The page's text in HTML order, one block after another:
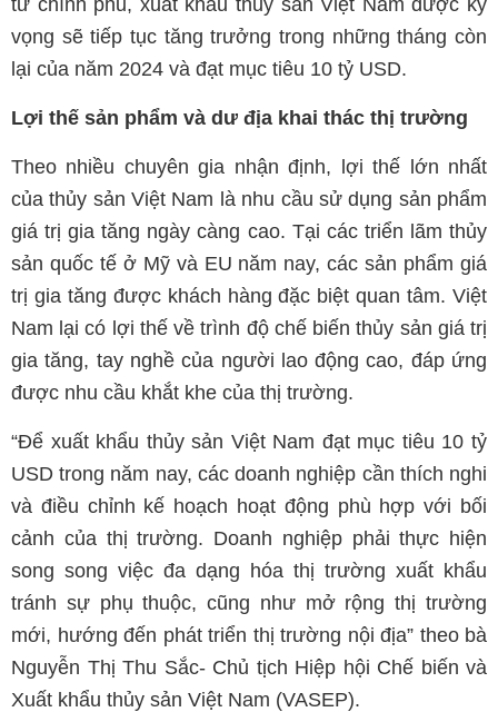
từ chính phủ, xuất khẩu thủy sản Việt Nam được kỳ
vọng sẽ tiếp tục tăng trưởng trong những tháng còn
lại của năm 2024 và đạt mục tiêu 10 tỷ USD.
Lợi thế sản phẩm và dư địa khai thác thị trường
Theo nhiều chuyên gia nhận định, lợi thế lớn nhất
của thủy sản Việt Nam là nhu cầu sử dụng sản phẩm
giá trị gia tăng ngày càng cao. Tại các triển lãm thủy
sản quốc tế ở Mỹ và EU năm nay, các sản phẩm giá
trị gia tăng được khách hàng đặc biệt quan tâm. Việt
Nam lại có lợi thế về trình độ chế biến thủy sản giá trị
gia tăng, tay nghề của người lao động cao, đáp ứng
được nhu cầu khắt khe của thị trường.
“Để xuất khẩu thủy sản Việt Nam đạt mục tiêu 10 tỷ
USD trong năm nay, các doanh nghiệp cần thích nghi
và điều chỉnh kế hoạch hoạt động phù hợp với bối
cảnh của thị trường. Doanh nghiệp phải thực hiện
song song việc đa dạng hóa thị trường xuất khẩu
tránh sự phụ thuộc, cũng như mở rộng thị trường
mới, hướng đến phát triển thị trường nội địa” theo bà
Nguyễn Thị Thu Sắc- Chủ tịch Hiệp hội Chế biến và
Xuất khẩu thủy sản Việt Nam (VASEP).